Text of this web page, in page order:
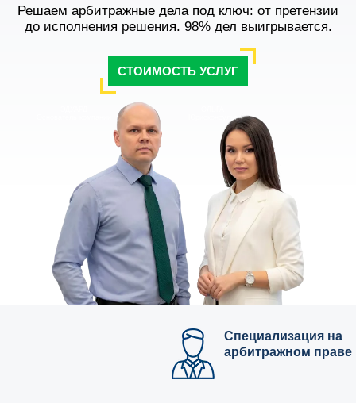
Решаем арбитражные дела под ключ: от претензии
до исполнения решения. 98% дел выигрывается.
СТОИМОСТЬ УСЛУГ
Юрисконсульт
Специализация на
арбитражном праве